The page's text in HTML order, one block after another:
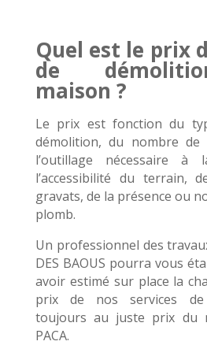
Quel est le prix
de
maison ?
Le prix est fonction du
démolition, du nombre
l’outillage nécessaire à
l’accessibilité du terrain,
gravats, de la présence ou
plomb.
Un professionnel des
DES BAOUS pourra vous
avoir estimé sur place la
prix de nos services
toujours au juste prix du
PACA.